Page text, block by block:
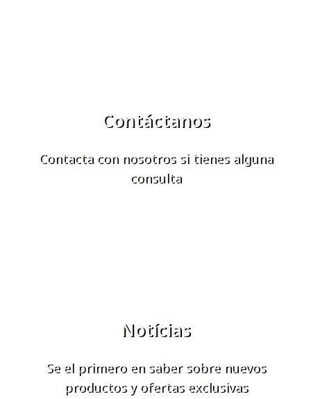
Contáctanos
Contacta con nosotros si tienes alguna
consulta
Notícias
Se el primero en saber sobre nuevos
productos y ofertas exclusivas